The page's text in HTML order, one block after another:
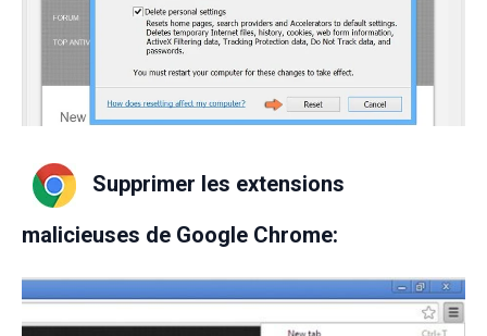
Supprimer les extensions
malicieuses de Google Chrome: